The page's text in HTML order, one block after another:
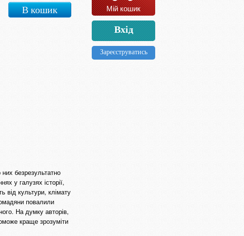
В кошик
безрезультатно
у галузях історії,
від культури, клімату
повалили
На думку авторів,
краще зрозуміти
Мій кошик
Вхід
Зареєструватись